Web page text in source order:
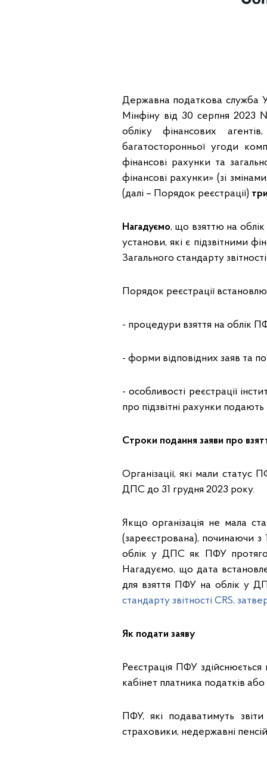
Державна податкова служба
Мінфіну від 30 серпня 2023
обліку фінансових
багатосторонньої угоди
фінансові рахунки та
фінансові рахунки» (зі
(далі – Порядок реєстрації)
Нагадуємо, що взяттю на облік
установи, які є підзвітними
Загального стандарту
Порядок реєстрації
- процедури взяття на облік
- форми відповідних заяв та
- особливості реєстрації
про підзвітні рахунки подають
Строки подання заяви про
Організації, які мали статус
ДПС до 31 грудня 2023 року.
Якщо організація не мала
(зареєстрована), починаючи з
облік у ДПС як ПФУ
Нагадуємо, що дата
для взяття ПФУ на облік у
стандарту звітності CRS,
Як подати заяву
Реєстрація ПФУ
кабінет платника податків
ПФУ, які подаватимуть
страховики, недержавні